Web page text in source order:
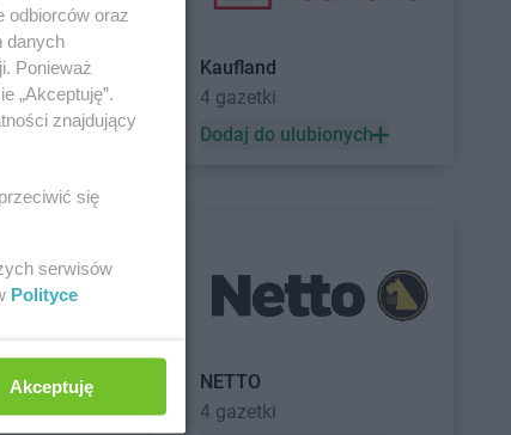
Kaufland
4 gazetki
Dodaj do ulubionych
NETTO
4 gazetki
odbiorców oraz
danych
Ponieważ
„Akceptuję”.
znajdujący
się
serwisów
Polityce
Akceptuję